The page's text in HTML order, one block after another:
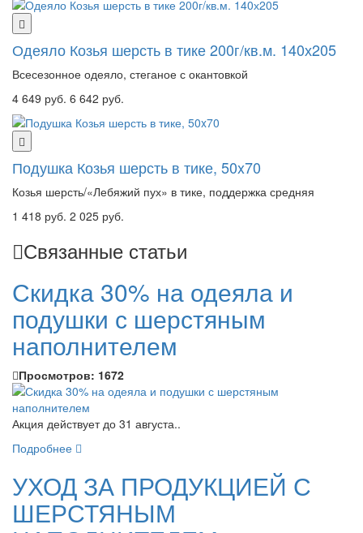
Одеяло Козья шерсть в тике 200г/кв.м. 140х205
Всесезонное одеяло, стеганое с окантовкой
4 649 руб. 6 642 руб.
Подушка Козья шерсть в тике, 50x70
Козья шерсть/«Лебяжий пух» в тике, поддержка средняя
1 418 руб. 2 025 руб.
Связанные статьи
Скидка 30% на одеяла и
подушки с шерстяным
наполнителем
Просмотров: 1672
Акция действует до 31 августа..
Подробнее
УХОД ЗА ПРОДУКЦИЕЙ С
ШЕРСТЯНЫМ